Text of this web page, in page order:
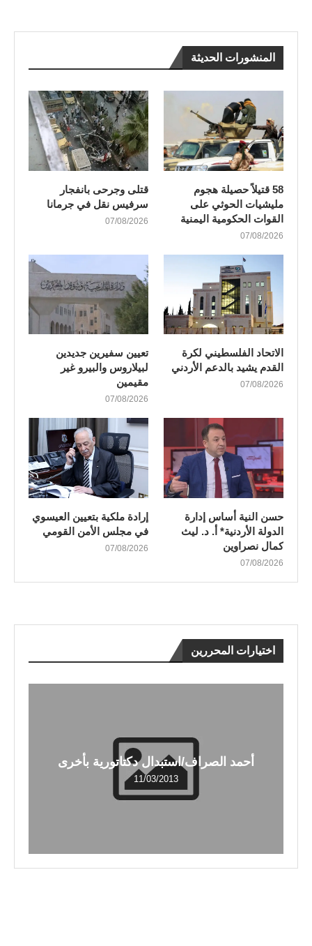
المنشورات الحديثة
58 قتيلاً حصيلة هجوم
مليشيات الحوثي على
القوات الحكومية اليمنية
07/08/2026
قتلى وجرحى بانفجار
سرفيس نقل في جرمانا
07/08/2026
الاتحاد الفلسطيني لكرة
القدم يشيد بالدعم الأردني
07/08/2026
تعيين سفيرين جديدين
لبيلاروس والبيرو غير
مقيمين
07/08/2026
حسن النية أساس إدارة
الدولة الأردنية* أ. د. ليث
كمال نصراوين
07/08/2026
إرادة ملكية بتعيين العيسوي
في مجلس الأمن القومي
07/08/2026
اختيارات المحررين
أحمد الصراف/استبدال دكتاتورية بأخرى
11/03/2013